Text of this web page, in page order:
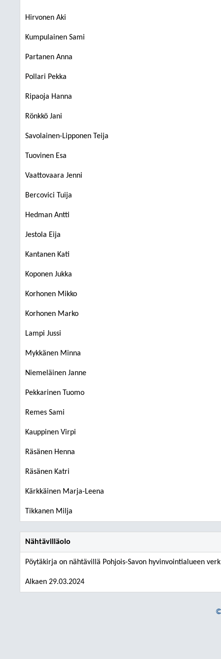
Hirvonen Aki
Kumpulainen Sami
Partanen Anna
Pollari Pekka
Ripaoja Hanna
Rönkkö Jani
Savolainen-Lipponen Teija
Tuovinen Esa
Vaattovaara Jenni
Bercovici Tuija
Hedman Antti
Jestola Eija
Kantanen Kati
Koponen Jukka
Korhonen Mikko
Korhonen Marko
Lampi Jussi
Mykkänen Minna
Niemeläinen Janne
Pekkarinen Tuomo
Remes Sami
Kauppinen Virpi
Räsänen Henna
Räsänen Katri
Kärkkäinen Marja-Leena
Tikkanen Milja
Nähtävilläolo
Pöytäkirja on nähtävillä Pohjois-Savon hyvinvointialueen
Alkaen 29.03.2024